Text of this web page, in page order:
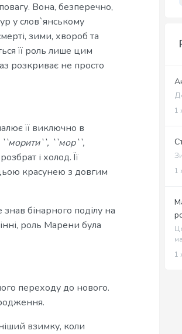
Вона, безперечно,
у слов`янському
зими, хвороб та
її роль лише цим
розкриває не просто
її виключно в
``мор``,
і холод. Її
красунею з довгим
бінарного поділу на
роль Марени була
переходу до нового.
взимку, коли
1
1
1